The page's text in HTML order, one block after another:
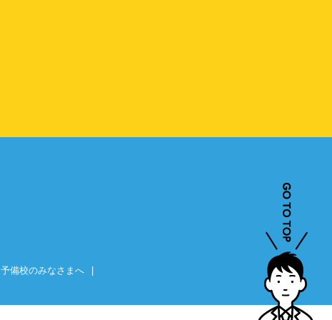
予備校のみなさまへ